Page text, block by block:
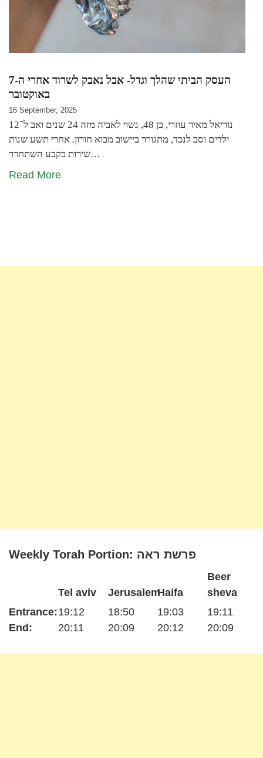
העסק הביתי שהלך וגדל- אבל נאבק לשרוד אחרי ה-7
באוקטובר
16 September, 2025
נוריאל מאיר עוזרי, בן 48, נשוי לאביה מזה 24 שנים ואב ל־12
ילדים וסב לנכד, מתגורר ביישוב מבוא חורון. אחרי תשע שנות
שירות בקבע השתחרר…
Read More
Weekly Torah Portion: פרשת ראה
Entrance:
End:
Tel aviv
19:12
20:11
Jerusalem
18:50
20:09
Haifa
19:03
20:12
Beer
sheva
19:11
20:09